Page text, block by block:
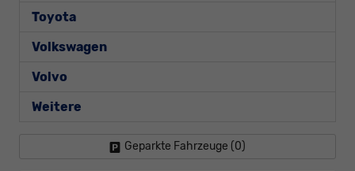
Toyota
Volkswagen
Volvo
Weitere
Geparkte Fahrzeuge (0)